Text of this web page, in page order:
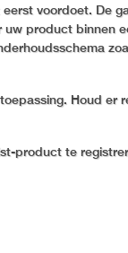
voordoet. De
product binnen
Houd er
product te